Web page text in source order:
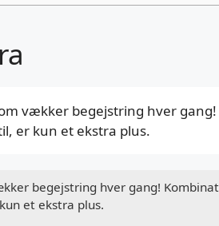
begejstring hver gang!
et ekstra plus.
vækker begejstring hver
er kun et ekstra plus.